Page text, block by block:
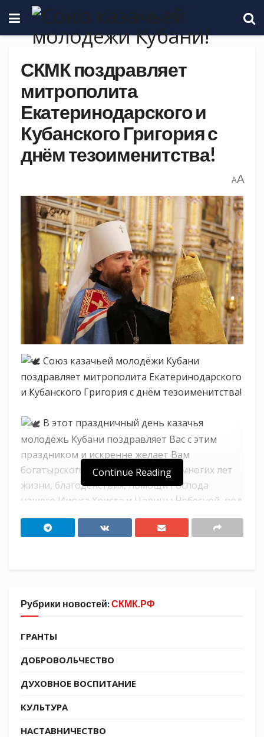
СКМК поздравляет
митрополита
Екатеринодарского и
Кубанского Григория с
днём тезоименитства!
AA
Союз казачьей молодёжи Кубани
поздравляет митрополита Екатеринодарского
и Кубанского Григория с днём тезоименитства!
В этот праздничный день казачья
молодёжь Кубани поздравляет Вас с этим
праздником и искренне желает Вам
богатырского здоровья, многих и многих лет
жизни, благоденствия, помощи Господа
нашего Иисуса Христа и Царицы Небесной, под
благодатным Покровом Которой Вы всегда
находитесь, и покровительства святого
Источник СКМК:https://t.me/molodezhkubani
Continue Reading
Рубрики новостей:СКМК.РФ
ГРАНТЫ
ДОБРОВОЛЬЧЕСТВО
ДУХОВНОЕ ВОСПИТАНИЕ
КУЛЬТУРА
НАСТАВНИЧЕСТВО